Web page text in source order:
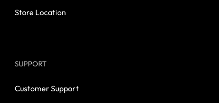
Store Location
SUPPORT
Customer Support